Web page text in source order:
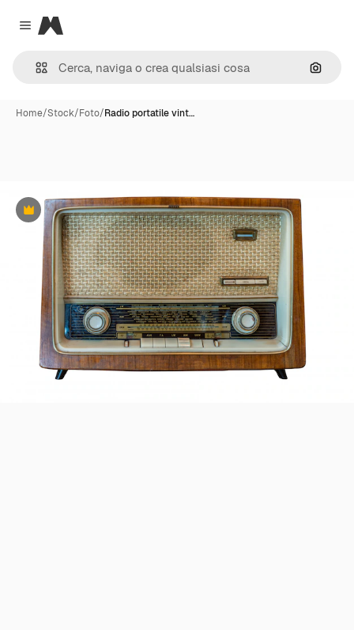
Close menu
Magnific
Cerca
Home/Stock/Foto/Radio portatile vint…
Premium